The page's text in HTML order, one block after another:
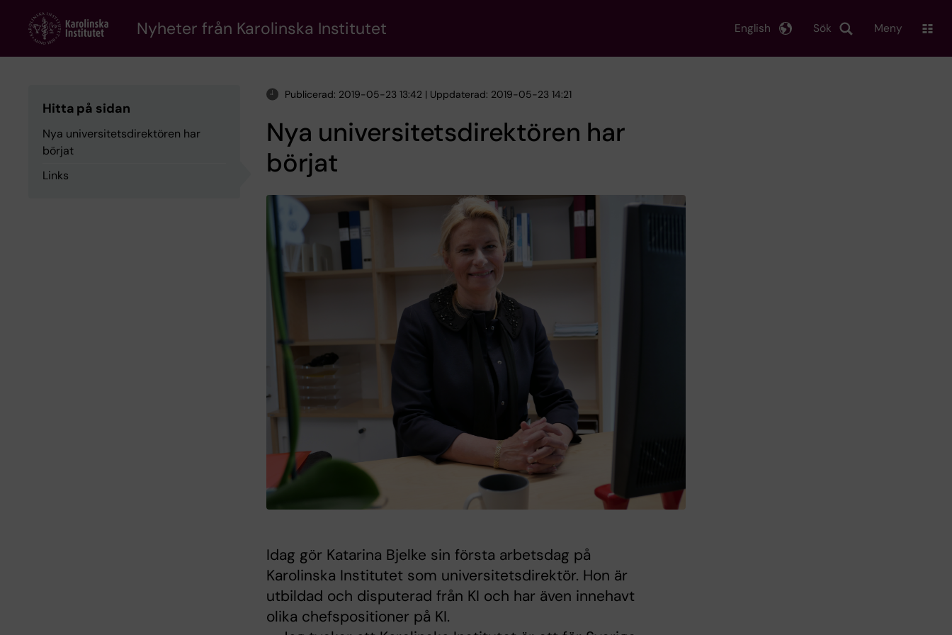
content
Nyheter från Karolinska Institutet Sök
English Meny
Hitta på sidan
Nya universitetsdirektören har
börjat
Links
Publicerad: 2019-05-23 13:42 | Uppdaterad: 2019-05-23 14:21
Nya universitetsdirektören har
börjat
Idag gör Katarina Bjelke sin första arbetsdag på
Karolinska Institutet som universitetsdirektör. Hon är
utbildad och disputerad från KI och har även innehavt
olika chefspositioner på KI.